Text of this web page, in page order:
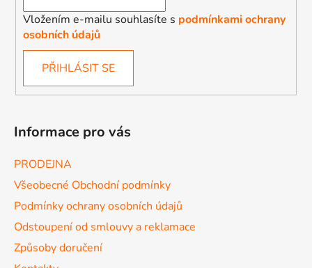
Vložením e-mailu souhlasíte s podmínkami ochrany
osobních údajů
PŘIHLÁSIT SE
Informace pro vás
PRODEJNA
Všeobecné Obchodní podmínky
Podmínky ochrany osobních údajů
Odstoupení od smlouvy a reklamace
Způsoby doručení